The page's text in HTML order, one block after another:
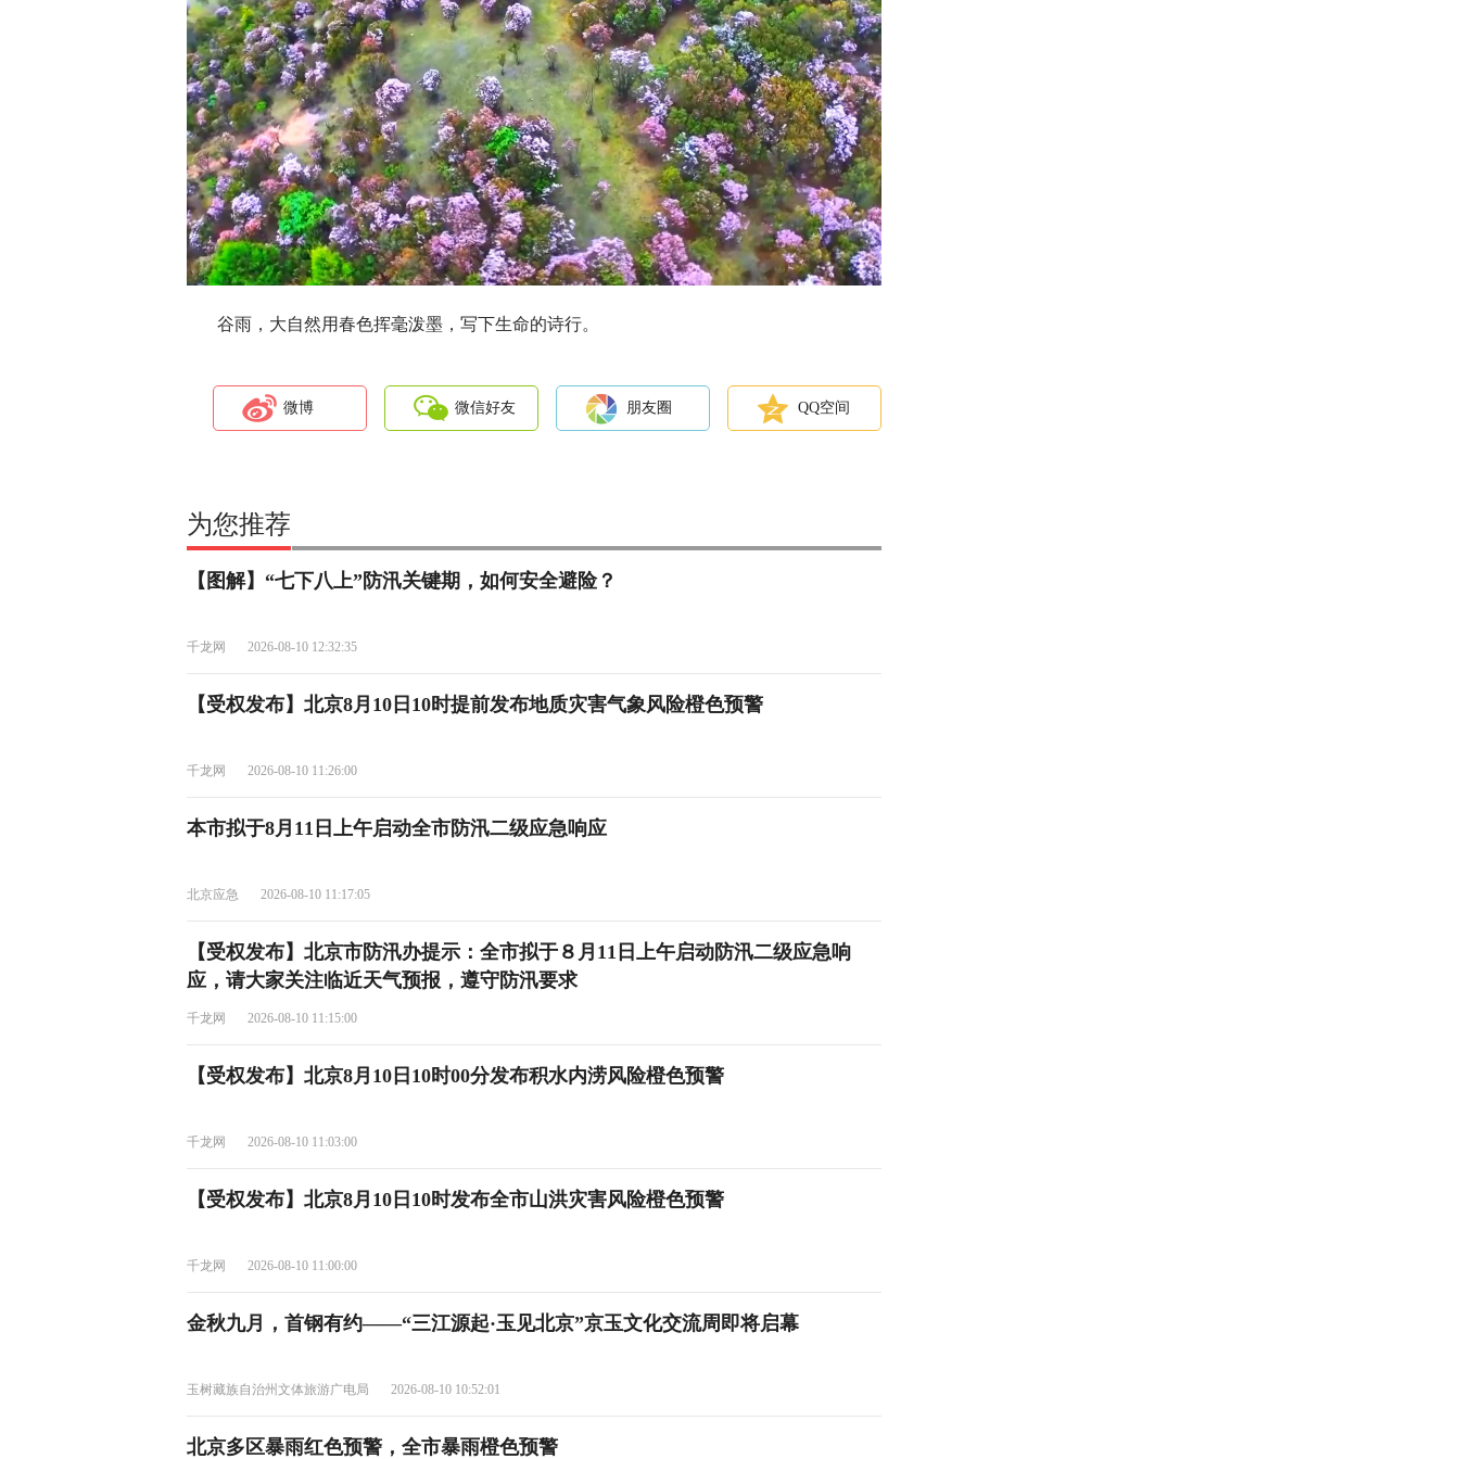
谷雨，大自然用春色挥毫泼墨，写下生命的诗行。
微博 微信好友 朋友圈 QQ空间
为您推荐
【图解】“七下八上”防汛关键期，如何安全避险？
千龙网 2026-08-10 12:32:35
【受权发布】北京8月10日10时提前发布地质灾害气象风险橙色预警
千龙网 2026-08-10 11:26:00
本市拟于8月11日上午启动全市防汛二级应急响应
北京应急 2026-08-10 11:17:05
【受权发布】北京市防汛办提示：全市拟于８月11日上午启动防汛二级应急响
应，请大家关注临近天气预报，遵守防汛要求
千龙网 2026-08-10 11:15:00
【受权发布】北京8月10日10时00分发布积水内涝风险橙色预警
千龙网 2026-08-10 11:03:00
【受权发布】北京8月10日10时发布全市山洪灾害风险橙色预警
千龙网 2026-08-10 11:00:00
金秋九月，首钢有约——“三江源起·玉见北京”京玉文化交流周即将启幕
玉树藏族自治州文体旅游广电局 2026-08-10 10:52:01
北京多区暴雨红色预警，全市暴雨橙色预警